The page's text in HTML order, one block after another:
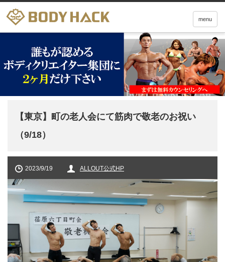
menu
【東京】町の老人会にて筋肉で敬老のお祝い
（9/18）
2023/9/19 ALLOUT公式HP